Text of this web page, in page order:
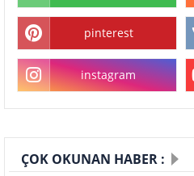
pinterest
instagram
ÇOK OKUNAN HABER :